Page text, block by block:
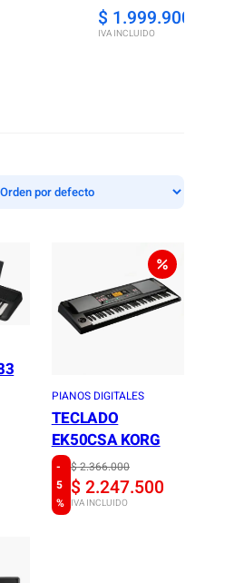
$ 1.999.900
IVA INCLUIDO
PIANOS DIGITALES
TECLADO
EK50CSA KORG
-
5
%
$2.366.000
O
r
$ 2.247.500
C
u
IVA INCLUIDO